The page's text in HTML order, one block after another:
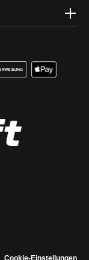
Cookie-Einstellungen